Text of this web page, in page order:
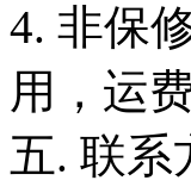
4. 非保
用，运
五. 联系